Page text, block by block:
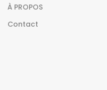
À PROPOS
Contact